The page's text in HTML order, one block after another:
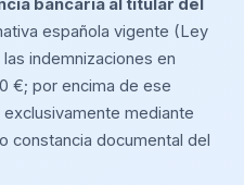
bancaria al titular del
española vigente (Ley
indemnizaciones en
€; por encima de ese
mediante
constancia documental del